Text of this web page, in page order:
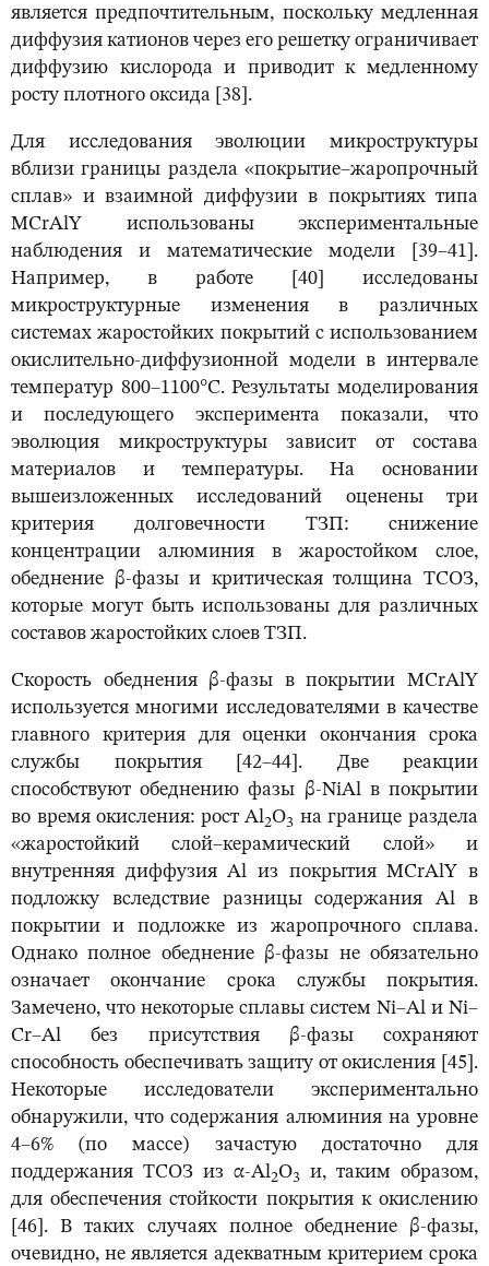
является предпочтительным, поскольку медленная
диффузия катионов через его решетку ограничивает
диффузию кислорода и приводит к медленному
росту плотного оксида [38].
Для исследования эволюции микроструктуры
вблизи границы раздела «покрытие–жаропрочный
сплав» и взаимной диффузии в покрытиях типа
MCrAlY использованы экспериментальные
наблюдения и математические модели [39–41].
Например, в работе [40] исследованы
микроструктурные изменения в различных
системах жаростойких покрытий с использованием
окислительно-диффузионной модели в интервале
температур 800–1100°C. Результаты моделирования
и последующего эксперимента показали, что
эволюция микроструктуры зависит от состава
материалов и температуры. На основании
вышеизложенных исследований оценены три
критерия долговечности ТЗП: снижение
концентрации алюминия в жаростойком слое,
обеднение β-фазы и критическая толщина ТСОЗ,
которые могут быть использованы для различных
составов жаростойких слоев ТЗП.
Скорость обеднения β-фазы в покрытии MCrAlY
используется многими исследователями в качестве
главного критерия для оценки окончания срока
службы покрытия [42–44]. Две реакции
способствуют обеднению фазы β-NiAl в покрытии
во время окисления: рост Al2O3 на границе раздела
«жаростойкий слой–керамический слой» и
внутренняя диффузия Al из покрытия MCrAlY в
подложку вследствие разницы содержания Al в
покрытии и подложке из жаропрочного сплава.
Однако полное обеднение β-фазы не обязательно
означает окончание срока службы покрытия.
Замечено, что некоторые сплавы систем Ni–Al и Ni–
Cr–Al без присутствия β-фазы сохраняют
способность обеспечивать защиту от окисления [45].
Некоторые исследователи экспериментально
обнаружили, что содержания алюминия на уровне
4–6% (по массе) зачастую достаточно для
поддержания ТСОЗ из α-Al2O3
и, таким образом,
для обеспечения стойкости покрытия к окислению
[46]. В таких случаях полное обеднение β-фазы,
очевидно, не является адекватным критерием срока